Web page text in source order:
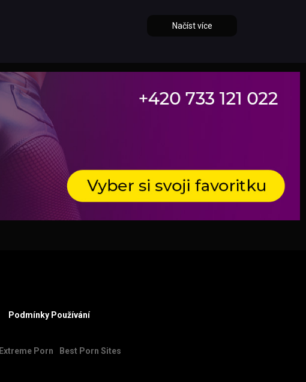
Načíst více
Podmínky Používání
Extreme Porn Best Porn Sites